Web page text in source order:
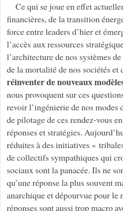
Ce qui se joue en effet
financières, de la transition
force entre leaders d’hier et
l’accès aux ressources
l’architecture de nos systèmes
de la mortalité de nos sociétés et
réinventer de nouveaux
nous provoquent sur ces
revoir l’ingénierie de nos modes
de pilotage de ces rendez-vous
réponses et stratégies.
réduites à des initiatives «
de collectifs sympathiques qui
sociaux sont la panacée. Ils ne
qu’une réponse la plus souvent
anarchique et dépourvue pour le
réponses sont aussi trop macro